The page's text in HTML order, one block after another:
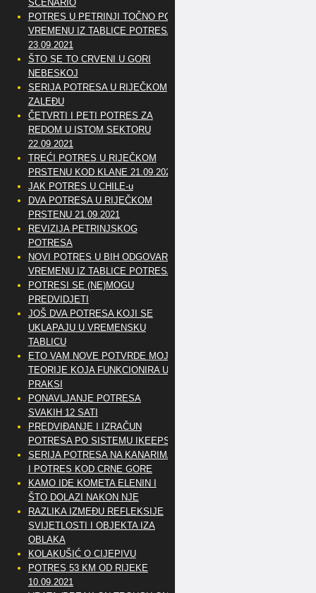
SCENARIO
POTRES U PETRINJI TOČNO PO
VREMENU IZ TABLICE POTRESA
23.09.2021
ŠTO SE TO CRVENI U GORI
NEBESKOJ
SERIJA POTRESA U RIJEČKOM
ZALEĐU
ČETVRTI I PETI POTRES ZA
REDOM U ISTOM SEKTORU
22.09.2021
TREĆI POTRES U RIJEČKOM
PRSTENU KOD KLANE 21.09.2021
JAK POTRES U CHILE-u
DVA POTRESA U RIJEČKOM
PRSTENU 21.09.2021
REVIZIJA PETRINJSKOG
POTRESA
NOVI POTRES U BIH ODGOVARA
VREMENU IZ TABLICE POTRESA
POTRESI SE (NE)MOGU
PREDVIDJETI
JOŠ DVA POTRESA KOJI SE
UKLAPAJU U VREMENSKU
TABLICU
ETO VAM NOVE POTVRDE MOJE
TEORIJE KOJA FUNKCIONIRA U
PRAKSI
PONAVLJANJE POTRESA
SVAKIH 12 SATI
PREDVIĐANJE I IZRAČUN
POTRESA PO SISTEMU IKEEPS
SERIJA POTRESA NA KANARIMA
I POTRES KOD CRNE GORE
KAMO IDE KOMETA ELENIN I
ŠTO DOLAZI NAKON NJE
RAZLIKA IZMEĐU REFLEKSIJE
SVIJETLOSTI I OBJEKTA IZA
OBLAKA
KOLAKUŠIĆ O CIJEPIVU
POTRES 53 KM OD RIJEKE
10.09.2021